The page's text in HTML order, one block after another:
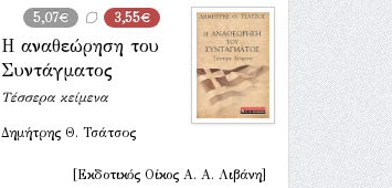
5,07€ 3,55€
Η αναθεώρηση του
Συντάγματος
Τέσσερα κείμενα
Δημήτρης Θ. Τσάτσος
[Εκδοτικός Οίκος Α. Α. Λιβάνη]